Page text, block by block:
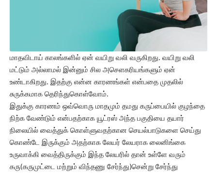
மாதவிடாய் காலங்களில் ஏன் வயிறு வலி வருகிறது. வயிறு வலி
மட்டும் அல்லாமல் இன்னும் சில அசெளகரியங்களும் ஏன்
உண்டாகிறது. இதற்கு என்ன காரணங்கள் என்பதை முதலில்
சுருக்கமாக தெரிந்துகொள்வோம்.
இதுக்கு காரணம் ஒவ்வொரு மாதமும் தமது கருப்பையில் குழந்தை
நிற்க வேண்டும் என்பதற்காக யூட்ரஸ் அந்த பகுதியை தயார்
நிலையில் வைத்துக் கொள்ளுவதற்கான செயல்பாடுகளை செய்து
கொண்டே இருக்கும் அதற்காக லேயர் லேயராக லைனிங்கை
உருவாக்கி வைத்திருக்கும் இந்த லேயரில் தான் உள்ளே வரும்
கரு(கருமுட்டை மற்றும் விந்தணு சேர்ந்து)சென்று சேர்ந்து